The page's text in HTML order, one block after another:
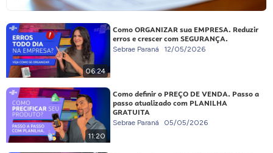
06:24
Como ORGANIZAR sua EMPRESA. Reduzir
erros e crescer com SEGURANÇA.
Sebrae Paraná 12/05/2026
11:20
Como definir o PREÇO DE VENDA. Passo a
passo atualizado com PLANILHA
GRATUITA
Sebrae Paraná 05/05/2026